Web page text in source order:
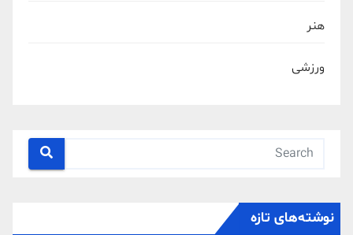
هنر
ورزشی
نوشته‌های تازه